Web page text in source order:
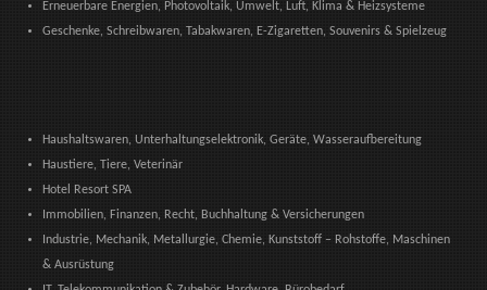
Erneuerbare Energien, Photovoltaik, Umwelt, Luft, Klima & Heizsysteme
Geschenke, Schreibwaren, Tabakwaren, E-Zigaretten, Souvenirs & Spielzeug
Haushaltswaren, Unterhaltungselektronik, Geräte, Wasseraufbereitung
Haustiere, Tiere, Veterinär
Hotel Resort SPA
Immobilien, Finanzen, Recht, Buchhaltung & Versicherungen
Industrie, Mechanik, Metallurgie, Chemie, Kunststoff – Rohstoffe, Maschinen
& Ausrüstung